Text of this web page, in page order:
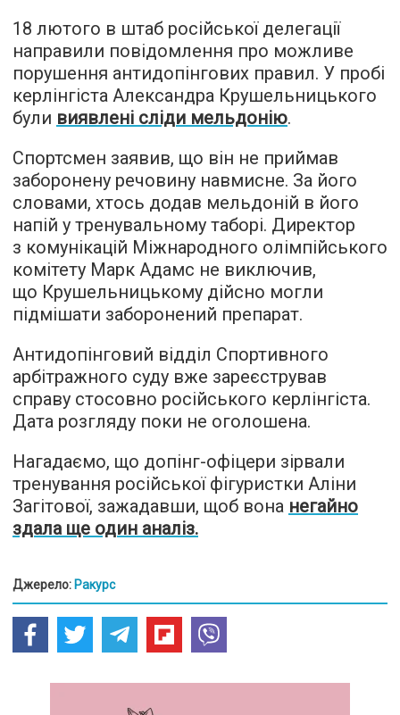
18 лютого в штаб російської делегації
направили повідомлення про можливе
порушення антидопінгових правил. У пробі
керлінгіста Aлександра Крушельницького
були виявлені сліди мельдонію.
Спортсмен заявив, що він не приймав
заборонену речовину навмисне. За його
словами, хтось додав мельдоній в його
напій у тренувальному таборі. Директор
з комунікацій Міжнародного олімпійського
комітету Марк Адамс не виключив,
що Крушельницькому дійсно могли
підмішати заборонений препарат.
Антидопінговий відділ Спортивного
арбітражного суду вже зареєстрував
справу стосовно російського керлінгіста.
Дата розгляду поки не оголошена.
Нагадаємо, що допінг-офіцери зірвали
тренування російської фігуристки Аліни
Загітової, зажадавши, щоб вона негайно
здала ще один аналіз.
Джерело: Ракурс